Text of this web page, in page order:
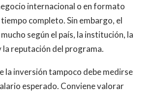
internacional o en formato
completo. Sin embargo, el
según el país, la institución, la
la reputación del programa.
la inversión tampoco debe medirse
esperado. Conviene valorar